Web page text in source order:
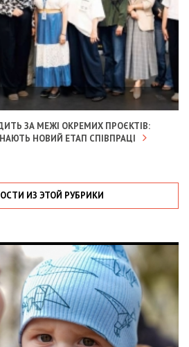
ЗА МЕЖІ ОКРЕМИХ ПРОЄКТІВ:
НОВИЙ ЕТАП СПІВПРАЦІ
ИЗ ЭТОЙ РУБРИКИ